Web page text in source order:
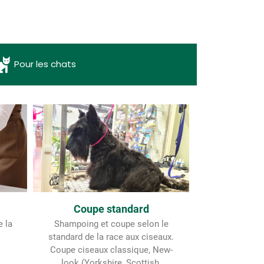
Pour les chats
la
Coupe standard
Shampoing et coupe selon le
standard de la race aux ciseaux.
Coupe ciseaux classique, New-